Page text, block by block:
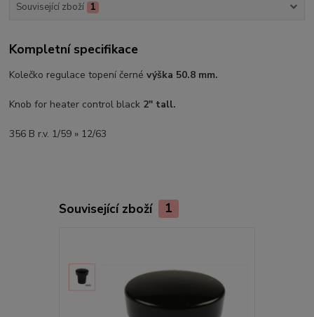
Související zboží 1
Kompletní specifikace
Kolečko regulace topení černévýška 50.8 mm.
Knob for heater control black 2" tall.
356 B r.v. 1/59 » 12/63
Související zboží 1